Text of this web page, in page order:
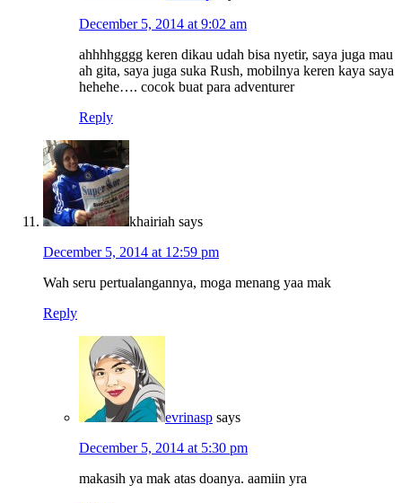
December 5, 2014 at 9:02 am
ahhhhgggg keren dikau udah bisa nyetir, saya juga mau
ah gita, saya juga suka Rush, mobilnya keren kaya saya
hehehe…. cocok buat para adventurer
Reply
khairiah says
December 5, 2014 at 12:59 pm
Wah seru pertualangannya, moga menang yaa mak
Reply
evrinasp says
December 5, 2014 at 5:30 pm
makasih ya mak atas doanya. aamiin yra